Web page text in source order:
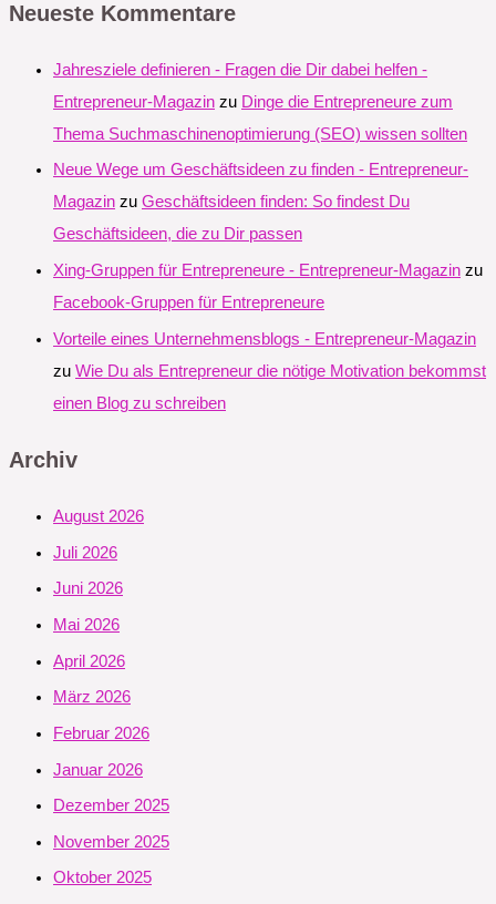
Neueste Kommentare
Jahresziele definieren - Fragen die Dir dabei helfen -
Entrepreneur-Magazin zu Dinge die Entrepreneure zum
Thema Suchmaschinenoptimierung (SEO) wissen sollten
Neue Wege um Geschäftsideen zu finden - Entrepreneur-
Magazin zu Geschäftsideen finden: So findest Du
Geschäftsideen, die zu Dir passen
Xing-Gruppen für Entrepreneure - Entrepreneur-Magazin zu
Facebook-Gruppen für Entrepreneure
Vorteile eines Unternehmensblogs - Entrepreneur-Magazin
zu Wie Du als Entrepreneur die nötige Motivation bekommst
einen Blog zu schreiben
Archiv
August 2026
Juli 2026
Juni 2026
Mai 2026
April 2026
März 2026
Februar 2026
Januar 2026
Dezember 2025
November 2025
Oktober 2025